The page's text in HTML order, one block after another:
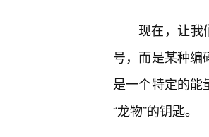
现在，让我
号，而是某种编
是一个特定的能
“龙物”的钥匙。